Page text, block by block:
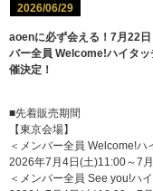
2026/06/29
aoenに必ず会える！7月22
バー全員 Welcome!ハイタ
催決定！
■先着販売期間
【東京会場】
＜メンバー全員 Welcome!ハ
2026年7月4日(土)11:00～7
＜メンバー全員 See you!ハ